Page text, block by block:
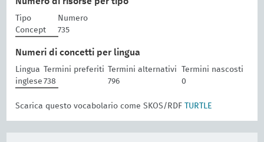
Tipo
Numero
Concept
735
Numeri di concetti per lingua
Lingua Termini preferiti Termini alternativi
Termini nascosti
inglese 738 796 0
Scarica questo vocabolario come SKOS/RDF TURTLE